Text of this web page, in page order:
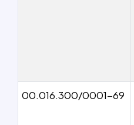
00.016.300/0001-69